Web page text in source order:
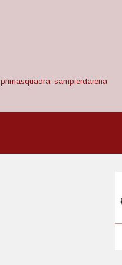
primasquadra, sampierdarena